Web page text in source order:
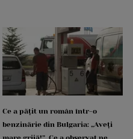
Ce a pățit un român într-o
benzinărie din Bulgaria: „Aveți